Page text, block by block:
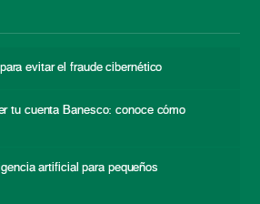
evitar el fraude cibernético
tu cuenta Banesco: conoce cómo
artificial para pequeños